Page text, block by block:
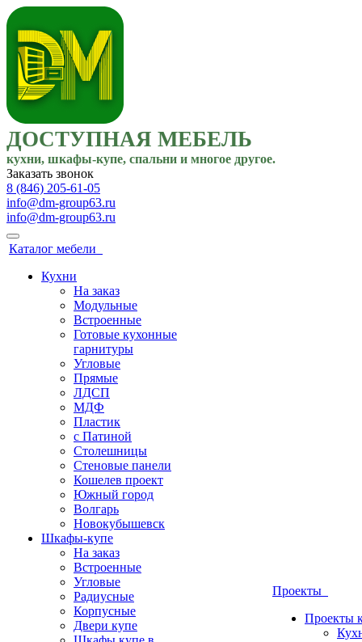
ДОСТУПНАЯ МЕБЕЛЬ
кухни, шкафы-купе, спальни и многое другое.
Заказать звонок
8 (846) 205-61-05
info@dm-group63.ru
info@dm-group63.ru
Каталог мебели
Кухни
На заказ
Модульные
Встроенные
Готовые кухонные
гарнитуры
Угловые
Прямые
ЛДСП
МДФ
Пластик
с Патиной
Столешницы
Стеновые панели
Кошелев проект
Южный город
Волгарь
Новокубышевск
Шкафы-купе
На заказ
Встроенные
Угловые
Радиусные
Корпусные
Двери купе
Проекты
Проекты